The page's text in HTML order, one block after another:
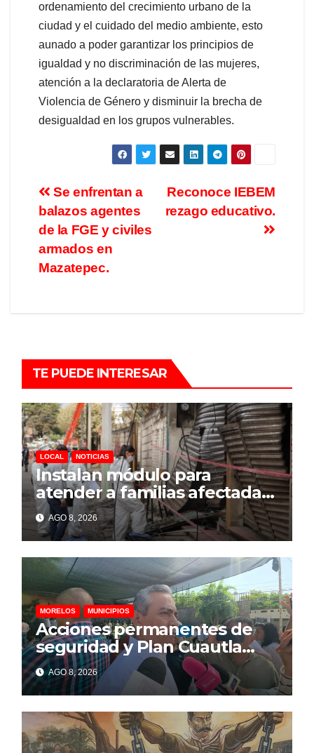
ordenamiento del crecimiento urbano de la
ciudad y el cuidado del medio ambiente, esto
aunado a poder garantizar los principios de
igualdad y no discriminación de las mujeres,
atención a la declaratoria de Alerta de
Violencia de Género y disminuir la brecha de
desigualdad en los grupos vulnerables.
Reconoce IEBEM
rezago educativo.
Se enfrentan a
balazos agentes
de la FGE y civiles
armados en
Mazatepec.
TE PUEDE INTERESAR
LOCAL NOTICIAS
Instalan módulo para
atender a familias afectadas
por explosión en Las Granjas
AGO 8, 2026
MORELOS MUNICIPIOS
Acciones permanentes de
seguridad y Plan Cuautla
dejan 58 detenidos y más de
150 extorsiones resueltas
AGO 8, 2026